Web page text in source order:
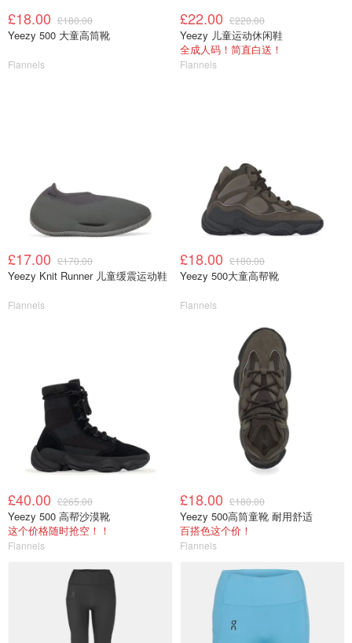
£18.00 £180.00
Yeezy 500 大童高筒靴
Flannels
£22.00 £220.00
Yeezy 儿童运动休闲鞋
全成人码！简直白送！
Flannels
£17.00 £170.00
Yeezy Knit Runner 儿童缓震运动鞋
Flannels
£18.00 £180.00
Yeezy 500大童高帮靴
Flannels
£40.00 £265.00
Yeezy 500 高帮沙漠靴
这个价格随时抢空！！
Flannels
£18.00 £180.00
Yeezy 500高筒童靴 耐用舒适
百搭色这个价！
Flannels